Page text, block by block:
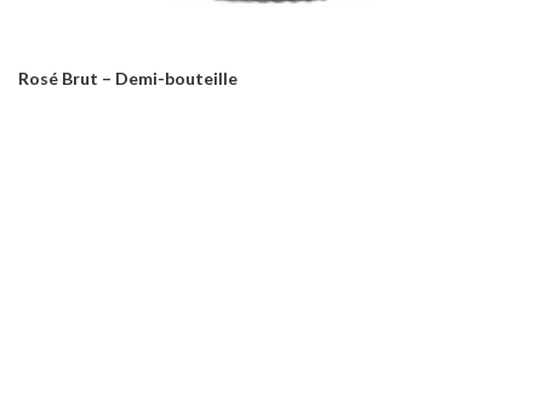
Rosé Brut – Demi-bouteille